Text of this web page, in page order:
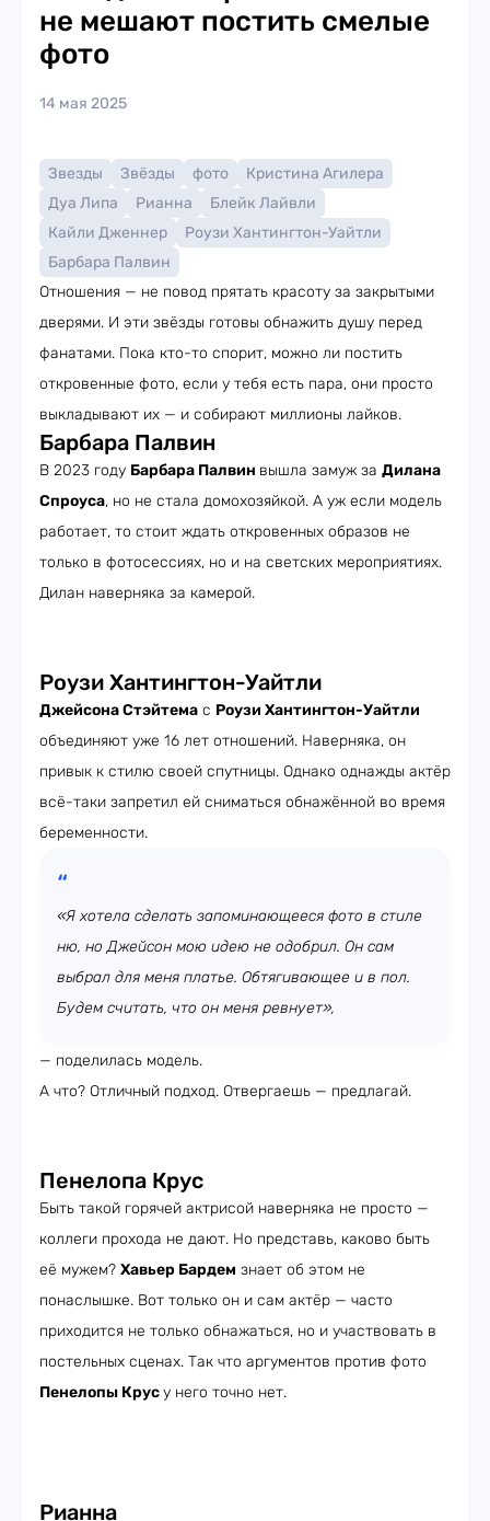
не мешают постить смелые
фото
14 мая 2025
Звезды Звёзды фото
Кристина Агилера
Дуа Липа
Рианна
Блейк Лайвли
Кайли Дженнер
Роузи Хантингтон-Уайтли
Барбара Палвин
Отношения — не повод прятать красоту за закрытыми
дверями. И эти звёзды готовы обнажить душу перед
фанатами. Пока кто-то спорит, можно ли постить
откровенные фото, если у тебя есть пара, они просто
выкладывают их — и собирают миллионы лайков.
Барбара Палвин
В 2023 году Барбара Палвин вышла замуж за Дилана
Спроуса, но не стала домохозяйкой. А уж если модель
работает, то стоит ждать откровенных образов не
только в фотосессиях, но и на светских мероприятиях.
Дилан наверняка за камерой.
Роузи Хантингтон-Уайтли
Джейсона Стэйтема с Роузи Хантингтон-Уайтли
объединяют уже 16 лет отношений. Наверняка, он
привык к стилю своей спутницы. Однако однажды актёр
всё-таки запретил ей сниматься обнажённой во время
беременности.
«Я хотела сделать запоминающееся фото в стиле
ню, но Джейсон мою идею не одобрил. Он сам
выбрал для меня платье. Обтягивающее и в пол.
Будем считать, что он меня ревнует»,
— поделилась модель.
А что? Отличный подход. Отвергаешь — предлагай.
Пенелопа Крус
Быть такой горячей актрисой наверняка не просто —
коллеги прохода не дают. Но представь, каково быть
её мужем? Хавьер Бардем знает об этом не
понаслышке. Вот только он и сам актёр — часто
приходится не только обнажаться, но и участвовать в
постельных сценах. Так что аргументов против фото
Пенелопы Крусу него точно нет.
Рианна